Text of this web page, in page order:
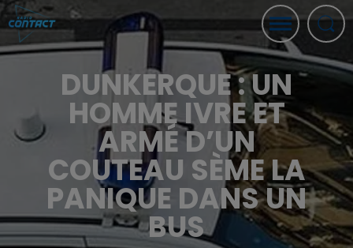
DUNKERQUE : UN
HOMME IVRE ET
ARMÉ D’UN
COUTEAU SÈME LA
PANIQUE DANS UN
BUS